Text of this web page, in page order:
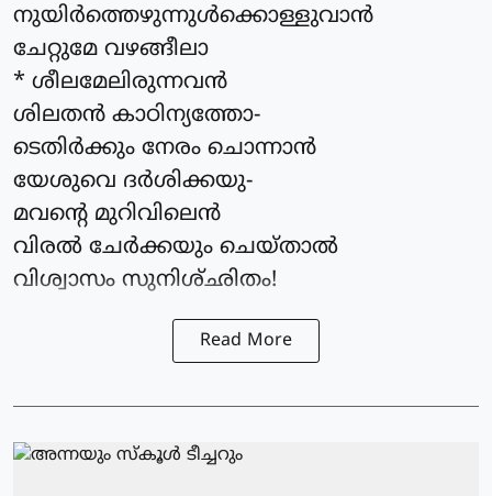
നുയിർത്തെഴുന്നുൾക്കൊള്ളുവാൻ
ചേറ്റുമേ വഴങ്ങീലാ
* ശീലമേലിരുന്നവൻ
ശിലതൻ കാഠിന്യത്തോ-
ടെതിർക്കും നേരം ചൊന്നാൻ
യേശുവെ ദർശിക്കയു-
മവന്റെ മുറിവിലെൻ
വിരൽ ചേർക്കയും ചെയ്താൽ
വിശ്വാസം സുനിശ്ഛിതം!
Read More